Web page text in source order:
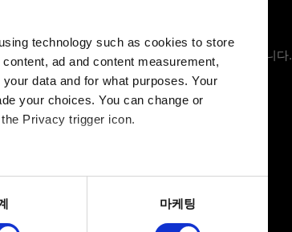
technology such as cookies to store
ad and content measurement,
data and for what purposes. Your
your choices. You can change or
Privacy trigger icon.
to within several meters
in the
마케팅
그래픽 문제인 경우, 스크린샷을 첨부할 수 있습니다.